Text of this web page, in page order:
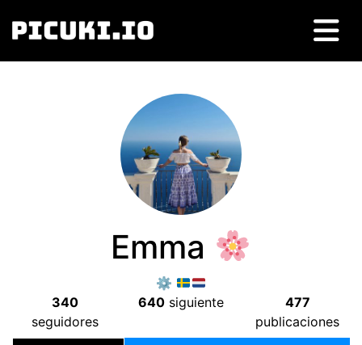
Emma
⚙
340
seguidores
640 siguiente
477
publicaciones